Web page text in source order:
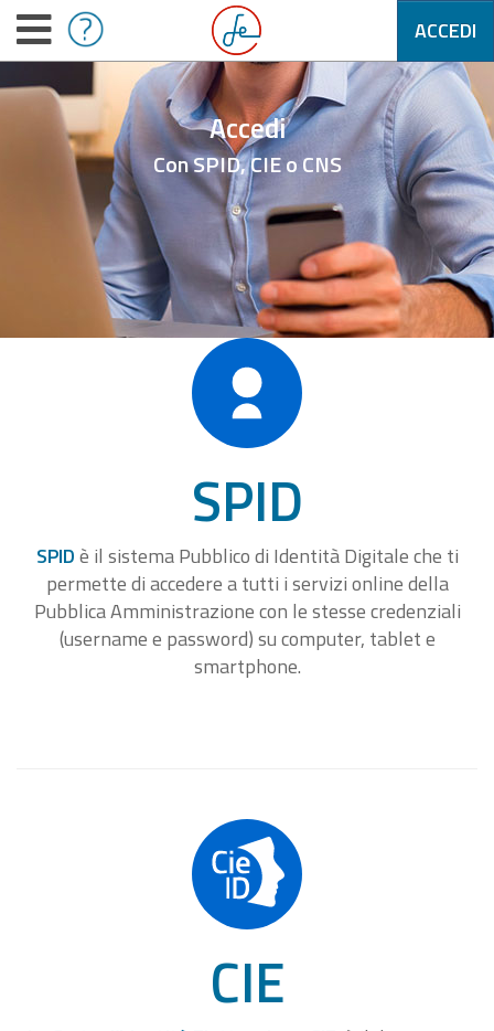
ACCEDI
Accedi
Con SPID, CIE o CNS
SPID
SPIDè il sistema Pubblico di Identità Digitale che ti
permette di accedere a tutti i servizi online della
Pubblica Amministrazione con le stesse credenziali
(username e password) su computer, tablet e
smartphone.
CIE